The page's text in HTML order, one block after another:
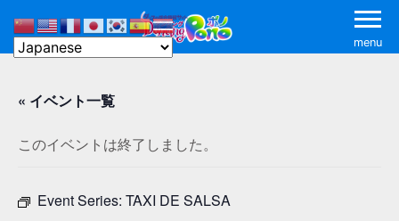
menu
« イベント一覧
このイベントは終了しました。
Event Series: TAXI DE SALSA